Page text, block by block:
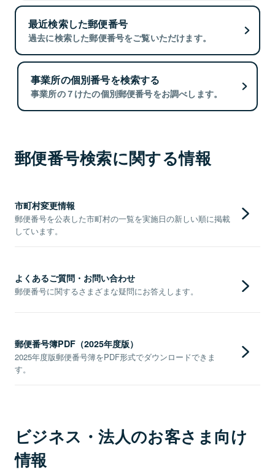
最近検索した郵便番号
過去に検索した郵便番号をご覧いただけます。
事業所の個別番号を検索する
事業所の７けたの個別郵便番号をお調べします。
郵便番号検索に関する情報
市町村変更情報
郵便番号を公表した市町村の一覧を実施日の新しい順に掲載
しています。
よくあるご質問・お問い合わせ
郵便番号に関するさまざまな疑問にお答えします。
郵便番号簿PDF（2025年度版）
2025年度版郵便番号簿をPDF形式でダウンロードできま
す。
ビジネス・法人のお客さま向け
情報